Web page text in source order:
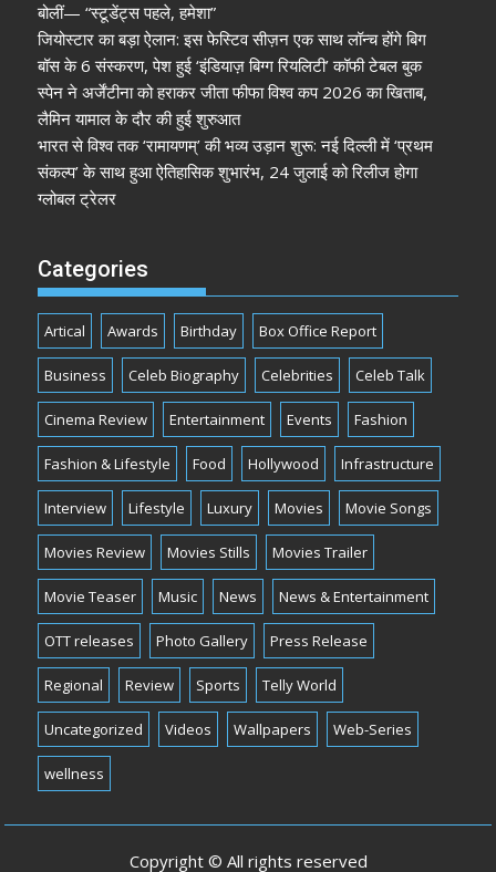
बोलीं— “स्टूडेंट्स पहले, हमेशा”
जियोस्टार का बड़ा ऐलान: इस फेस्टिव सीज़न एक साथ लॉन्च होंगे बिग
बॉस के 6 संस्करण, पेश हुई ‘इंडियाज़ बिग्ग रियलिटी’ कॉफी टेबल बुक
स्पेन ने अर्जेंटीना को हराकर जीता फीफा विश्व कप 2026 का खिताब,
लैमिन यामाल के दौर की हुई शुरुआत
भारत से विश्व तक ‘रामायणम्’ की भव्य उड़ान शुरू: नई दिल्ली में ‘प्रथम
संकल्प’ के साथ हुआ ऐतिहासिक शुभारंभ, 24 जुलाई को रिलीज होगा
ग्लोबल ट्रेलर
Categories
Artical Awards Birthday Box Office Report
Business Celeb Biography Celebrities Celeb Talk
Cinema Review Entertainment Events Fashion
Fashion & Lifestyle Food Hollywood Infrastructure
Interview Lifestyle Luxury Movies Movie Songs
Movies Review Movies Stills Movies Trailer
Movie Teaser Music News News & Entertainment
OTT releases Photo Gallery Press Release
Regional Review Sports Telly World
Uncategorized Videos Wallpapers Web-Series
wellness
Copyright © All rights reserved